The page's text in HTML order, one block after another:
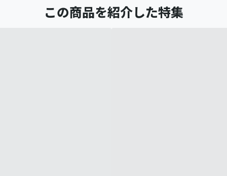
この商品を紹介した特集